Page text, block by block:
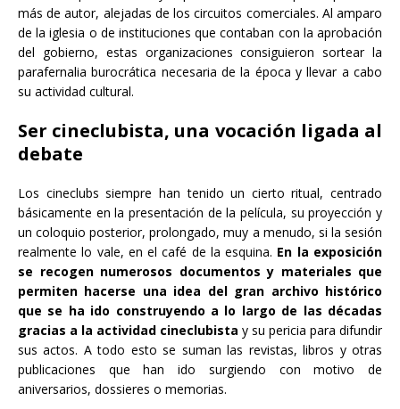
más de autor, alejadas de los circuitos comerciales. Al amparo
de la iglesia o de instituciones que contaban con la aprobación
del gobierno, estas organizaciones consiguieron sortear la
parafernalia burocrática necesaria de la época y llevar a cabo
su actividad cultural.
Ser cineclubista, una vocación ligada al
debate
Los cineclubs siempre han tenido un cierto ritual, centrado
básicamente en la presentación de la película, su proyección y
un coloquio posterior, prolongado, muy a menudo, si la sesión
realmente lo vale, en el café de la esquina. En la exposición
se recogen numerosos documentos y materiales que
permiten hacerse una idea del gran archivo histórico
que se ha ido construyendo a lo largo de las décadas
gracias a la actividad cineclubista y su pericia para difundir
sus actos. A todo esto se suman las revistas, libros y otras
publicaciones que han ido surgiendo con motivo de
aniversarios, dossieres o memorias.